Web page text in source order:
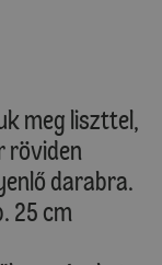
meg liszttel,
röviden
darabra.
25 cm